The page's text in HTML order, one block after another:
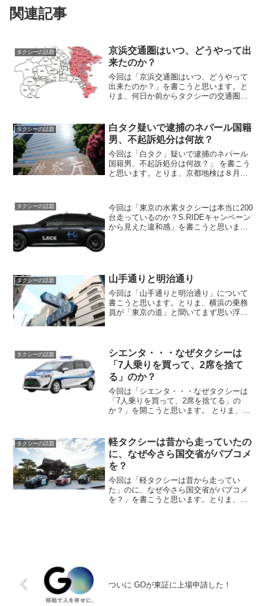
関連記事
タクシーの話題
京浜交通圏はいつ、どうやって出
来たのか？
今回は「京浜交通圏はいつ、どうやって
出来たのか？」を書こうと思います。と
りま、何日か前からタクシーの交通圏の
なった事までの意味は分かりまあした
が、自分が勤務する京浜交通...
タクシーの話題
白タク疑いで逮捕のネパール国籍
男、不起訴処分は何故？
今回は「白タク」疑いで逮捕のネパール
国籍男、不起訴処分は何故？」 を書こう
と思います。とりま、京都地検は８月７
逮捕された大阪府豊中市のネパール国籍
の男４６才を不起訴処分...
タクシーの話題
今回は「東京の水素タクシーは本当に200
台走っているのか？S.RIDEキャンペーン
から見えた違和感」を書こうと思いま
タクシーの話題 山手通りと明治通り
今回は「山手通りと明治通り」について
書こうと思います。とりま、横浜の乗務
員が「東京の道」と聞いてまず思い浮か
お門違いって言われれば...
タクシーの話題
シエンタ・・・なぜタクシーは
「7人乗りを買って、2席を捨て
る」のか？
今回は「シエンタ・・・なぜタクシーは
「7人乗りを買って、2席を捨てる」の
か？」を開こうと思います。 とりま、最
車」で運行していて、シエンタがて？っ
て事を書きました。 東...
タクシーの話題
軽タクシーは昔から走っていたの
に、なぜ今さら国交省がパブコメ
を？
今回は「軽タクシーは昔から走ってい
た」のに、なぜ今さら国交省がパブコメ
を？」を書こうと思います。とりま、今
ついに GOが東証に上場申請した！